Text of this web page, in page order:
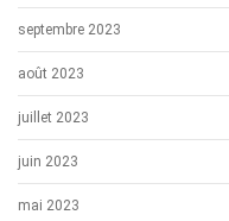
septembre 2023
août 2023
juillet 2023
juin 2023
mai 2023